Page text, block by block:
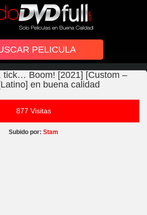
tick… Boom! [2021] [Custom –
en buena calidad
877 Visitas
Subido por: Stam